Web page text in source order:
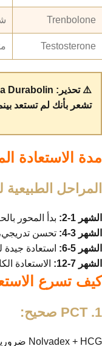
Trenbolone
Testosterone
تشعر بأنك لم تستعد
مدة الاستعادة
المراحل الطبيعية
الشهر 1-2:
بدأ المحور
الشهر 3-4:
تحسن
الشهر 5-6:
استعادة جيدة لـ 70-80% من المستوى
الشهر 7-12:
الاستعادة
كيف تسرع
1. PCT صحيح:
Nolvadex + HCG ضروريان لإعادة المحور للعمل.